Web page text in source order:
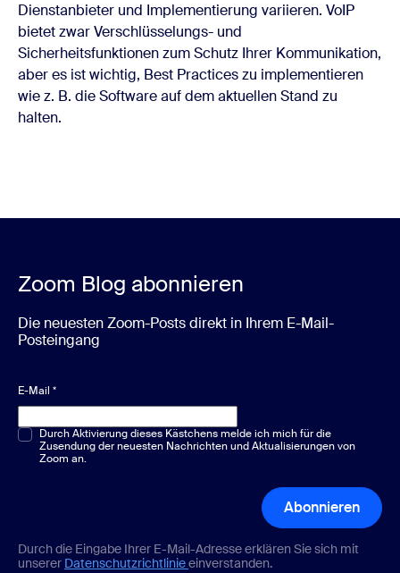
Dienstanbieter und Implementierung variieren. VoIP
bietet zwar Verschlüsselungs- und
Sicherheitsfunktionen zum Schutz Ihrer Kommunikation,
aber es ist wichtig, Best Practices zu implementieren
wie z. B. die Software auf dem aktuellen Stand zu
halten.
Zoom Blog abonnieren
Die neuesten Zoom-Posts direkt in Ihrem E-Mail-
Posteingang
E-Mail *
Multiple-Choice oder Single-Choice*
Durch Aktivierung dieses Kästchens melde ich mich für die
Zusendung der neuesten Nachrichten und Aktualisierungen von
Zoom an.
Abonnieren
Durch die Eingabe Ihrer E-Mail-Adresse erklären Sie sich mit
unserer Datenschutzrichtlinieeinverstanden.